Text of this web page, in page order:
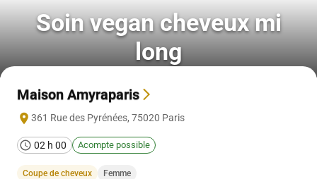
Soin vegan cheveux mi
long
Maison Amyraparis
361 Rue des Pyrénées, 75020 Paris
02 h 00 Acompte possible
Coupe de cheveux Femme